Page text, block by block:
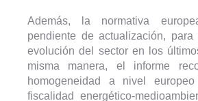
Además, la normativa
pendiente de actualización,
evolución del sector en los
misma manera, el informe
homogeneidad a nivel
fiscalidad energético-